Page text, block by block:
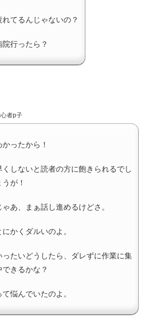
れてるんじゃないの？
院行ったら？
者p子
かったから！
くしないと読者の方に飽きられるでし
うが！
ゃあ、まぁ話し進めるけどさ。
にかくダルいのよ。
ったいどうしたら、ダレずに作業に集
できるかな？
て悩んでいたのよ。